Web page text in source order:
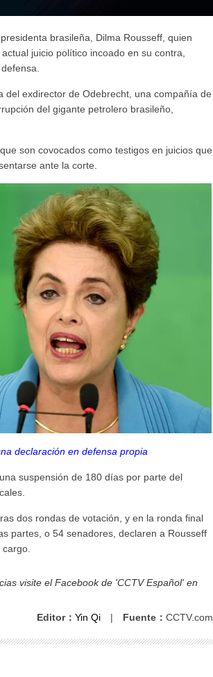
brasileña, Dilma Rousseff, quien
juicio político incoado en su contra,
del exdirector de Odebrecht, una compañía de
del gigante petrolero brasileño,
son covocados como testigos en juicios que
ante la corte.
declaración en defensa propia
suspensión de 180 días por parte del
dos rondas de votación, y en la ronda final
partes, o 54 senadores, declaren a Rousseff
visite el Facebook de 'CCTV Español' en
Editor： Yin Qi | Fuente： CCTV.com